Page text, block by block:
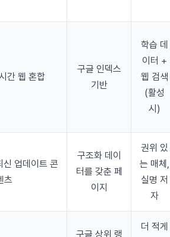
간 웹 혼합
구글 인덱스
기반
학습 데
이터 +
웹 검색
(활성
시)
업데이트 콘
츠
구조화 데이
터를 갖춘 페
이지
권위 있
는 매체,
실명 저
자
구글 상위 랭
더 적게